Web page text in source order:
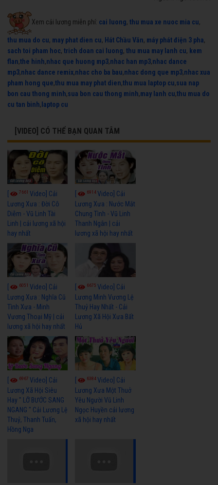
Xem cải lương miễn phí: cai luong, thu mua xe nuoc mia cu,
thu mua do cu, may phat dien cu, Hát Chầu Văn, máy phát điện 3 pha,
sach toi pham hoc, trich doan cai luong, thu mua may lanh cu, kem
flan,the hinh,nhac que huong mp3,nhac han mp3,nhac dance
mp3,nhac dance remix,nhac cho ba bau,nhac dong que mp3,nhac xua
pham hong que,thu mua may phat dien,thu mua laptop cu,sua nap
bon cau thong minh,sua bon cau thong minh,may lanh cu,thu mua do
cu tan binh, laptop cu
[VIDEO] CÓ THỂ BẠN QUAN TÂM
7661 Video] Cải
Lương Xưa : Đời Cô
Diễm - Vũ Linh Tài
Linh | cải lương xã hội
hay nhất
6914Video] Cải
Lương Xưa : Nước Mắt
Chung Tình - Vũ Linh
Thanh Ngân | cải
lương xã hội hay nhất
6051 Video] Cải
Lương Xưa : Nghĩa Cũ
Tình Xưa - Minh
Vương Thoại Mỹ | cải
lương xã hội hay nhất
6675Video] Cải
Lương Minh Vương Lệ
Thuỷ Hay Nhất - Cải
Lương Xã Hội Xưa Bất
Hủ
6967 Video] Cải
Lương Xã Hội Siêu
Hay " LỠ BƯỚC SANG
NGANG " Cải Lương Lệ
Thuỷ, Thanh Tuấn,
Hồng Nga
6384Video] Cải
Lương Xưa Một Thuở
Yêu Người Vũ Linh
Ngọc Huyền cải lương
xã hội hay nhất